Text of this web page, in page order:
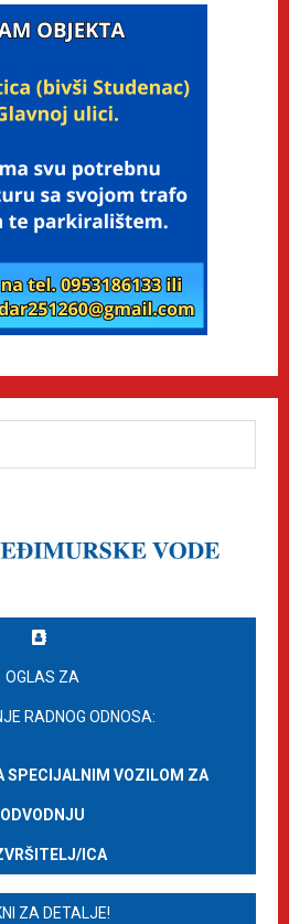
OGLAS ZA
RADNOG ODNOSA:
SPECIJALNIM VOZILOM ZA
ODVODNJU
ICA
ZA DETALJE!